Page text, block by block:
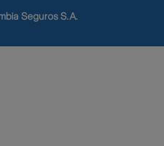
Seguros S.A.